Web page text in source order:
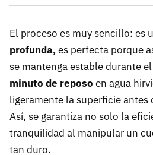
El proceso es muy sencillo: es
profunda,es perfecta porque
se mantenga estable durante
minuto de reposo en agua
ligeramente la superficie antes
Así, se garantiza no solo la
tranquilidad al manipular un
tan duro.